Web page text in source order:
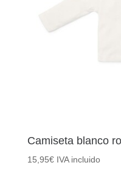
Camiseta blanco
15,95€ IVA incluido